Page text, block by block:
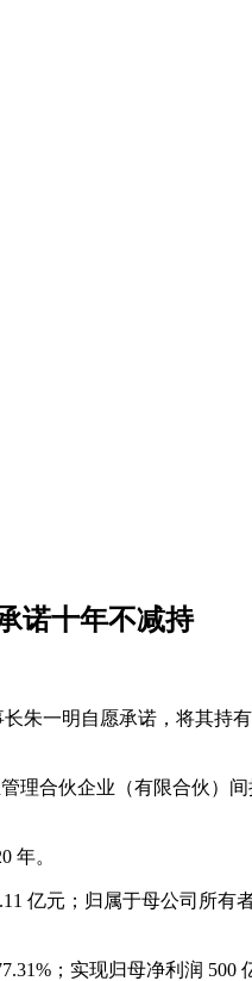
诺十年不减持
朱一明自愿承诺，将其持
合伙企业（有限合伙）
年。
亿元；归属于母公司所
；实现归母净利润 500